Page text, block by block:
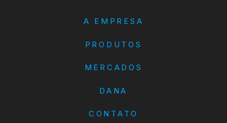
A EMPRESA
PRODUTOS
MERCADOS
DANA
CONTATO